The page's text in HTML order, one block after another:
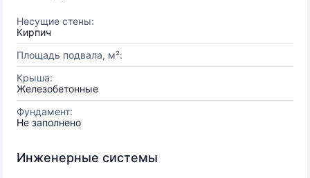
Несущие стены:
Кирпич
Площадь подвала, м²:
Крыша:
Железобетонные
Фундамент:
Не заполнено
Инженерные системы